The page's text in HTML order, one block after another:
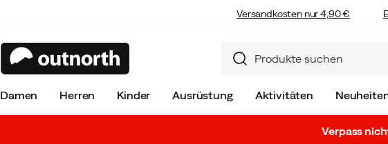
Versandkosten nur 4,90 €
Damen Herren Kinder Ausrüstung Aktivitäten
Verpass